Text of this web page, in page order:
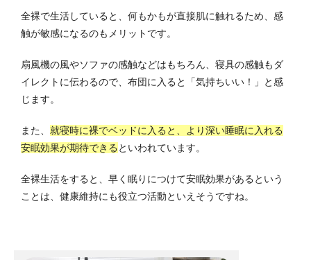
全裸で生活していると、何もかもが直接肌に触れるため、感
触が敏感になるのもメリットです。
扇風機の風やソファの感触などはもちろん、寝具の感触もダ
イレクトに伝わるので、布団に入ると「気持ちいい！」と感
じます。
また、 就寝時に裸でベッドに入ると、より深い睡眠に入れる
安眠効果が期待できる といわれています。
全裸生活をすると、早く眠りにつけて安眠効果があるという
ことは、健康維持にも役立つ活動といえそうですね。